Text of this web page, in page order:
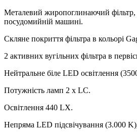
Металевий жиропоглинаючий фільтр,
посудомийній машині.
Скляне покриття фільтра в кольорі
2 активних вугільних фільтра в
Нейтральне біле LED освітлення
Потужність ламп 2 x LC.
Освітлення 440 LX.
Непряма LED підсвічування (3.000